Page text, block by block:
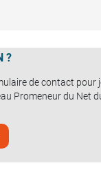
?
de contact pour
Promeneur du Net